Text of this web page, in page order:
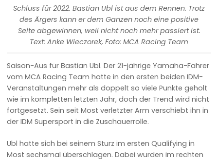
Schluss für 2022. Bastian Ubl ist aus dem Rennen. Trotz
des Ärgers kann er dem Ganzen noch eine positive
Seite abgewinnen, weil nicht noch mehr passiert ist.
Text: Anke Wieczorek, Foto: MCA Racing Team
Saison-Aus für Bastian Ubl. Der 21-jährige Yamaha-Fahrer
vom MCA Racing Team hatte in den ersten beiden IDM-
Veranstaltungen mehr als doppelt so viele Punkte geholt
wie im kompletten letzten Jahr, doch der Trend wird nicht
fortgesetzt. Sein seit Most verletzter Arm verschiebt ihn in
der IDM Supersport in die Zuschauerrolle.
Ubl hatte sich bei seinem Sturz im ersten Qualifying in
Most sechsmal überschlagen. Dabei wurden im rechten